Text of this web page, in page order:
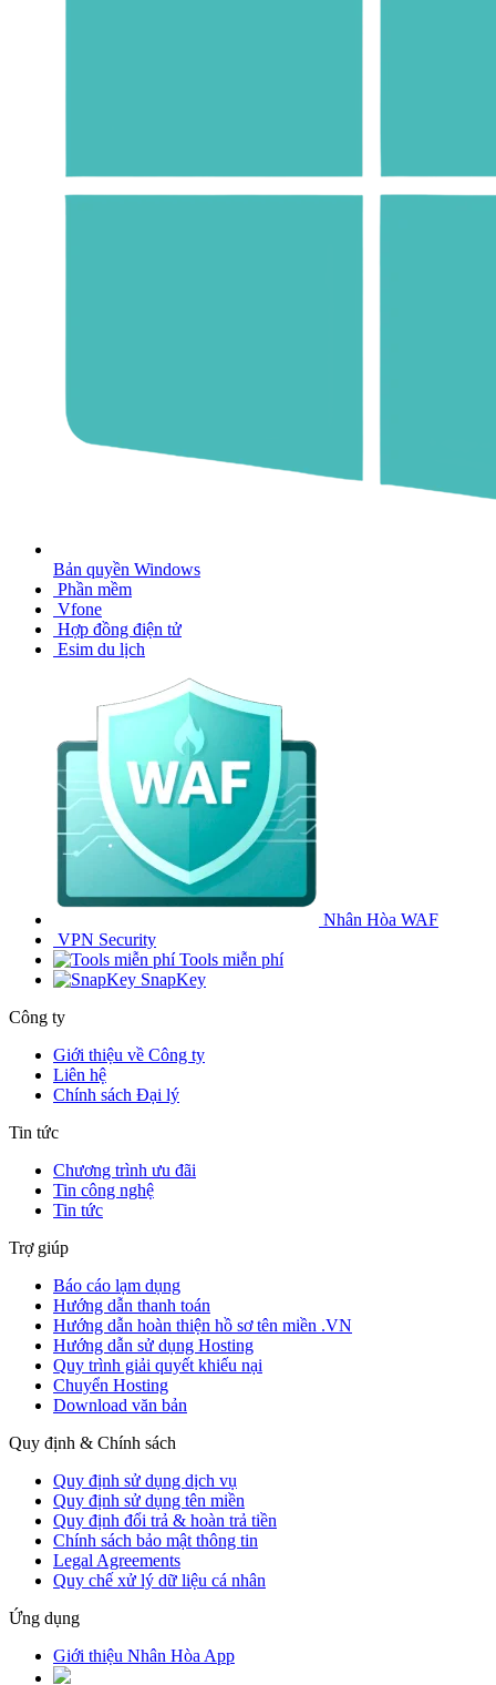
Bản quyền Windows
Phần mềm
Vfone
Hợp đồng điện tử
Esim du lịch
Nhân Hòa WAF
VPN Security
Tools miễn phí
SnapKey
Công ty
Giới thiệu về Công ty
Liên hệ
Chính sách Đại lý
Tin tức
Chương trình ưu đãi
Tin công nghệ
Tin tức
Trợ giúp
Báo cáo lạm dụng
Hướng dẫn thanh toán
Hướng dẫn hoàn thiện hồ sơ tên miền .VN
Hướng dẫn sử dụng Hosting
Quy trình giải quyết khiếu nại
Chuyển Hosting
Download văn bản
Quy định & Chính sách
Quy định sử dụng dịch vụ
Quy định sử dụng tên miền
Quy định đổi trả & hoàn trả tiền
Chính sách bảo mật thông tin
Legal Agreements
Quy chế xử lý dữ liệu cá nhân
Ứng dụng
Giới thiệu Nhân Hòa App